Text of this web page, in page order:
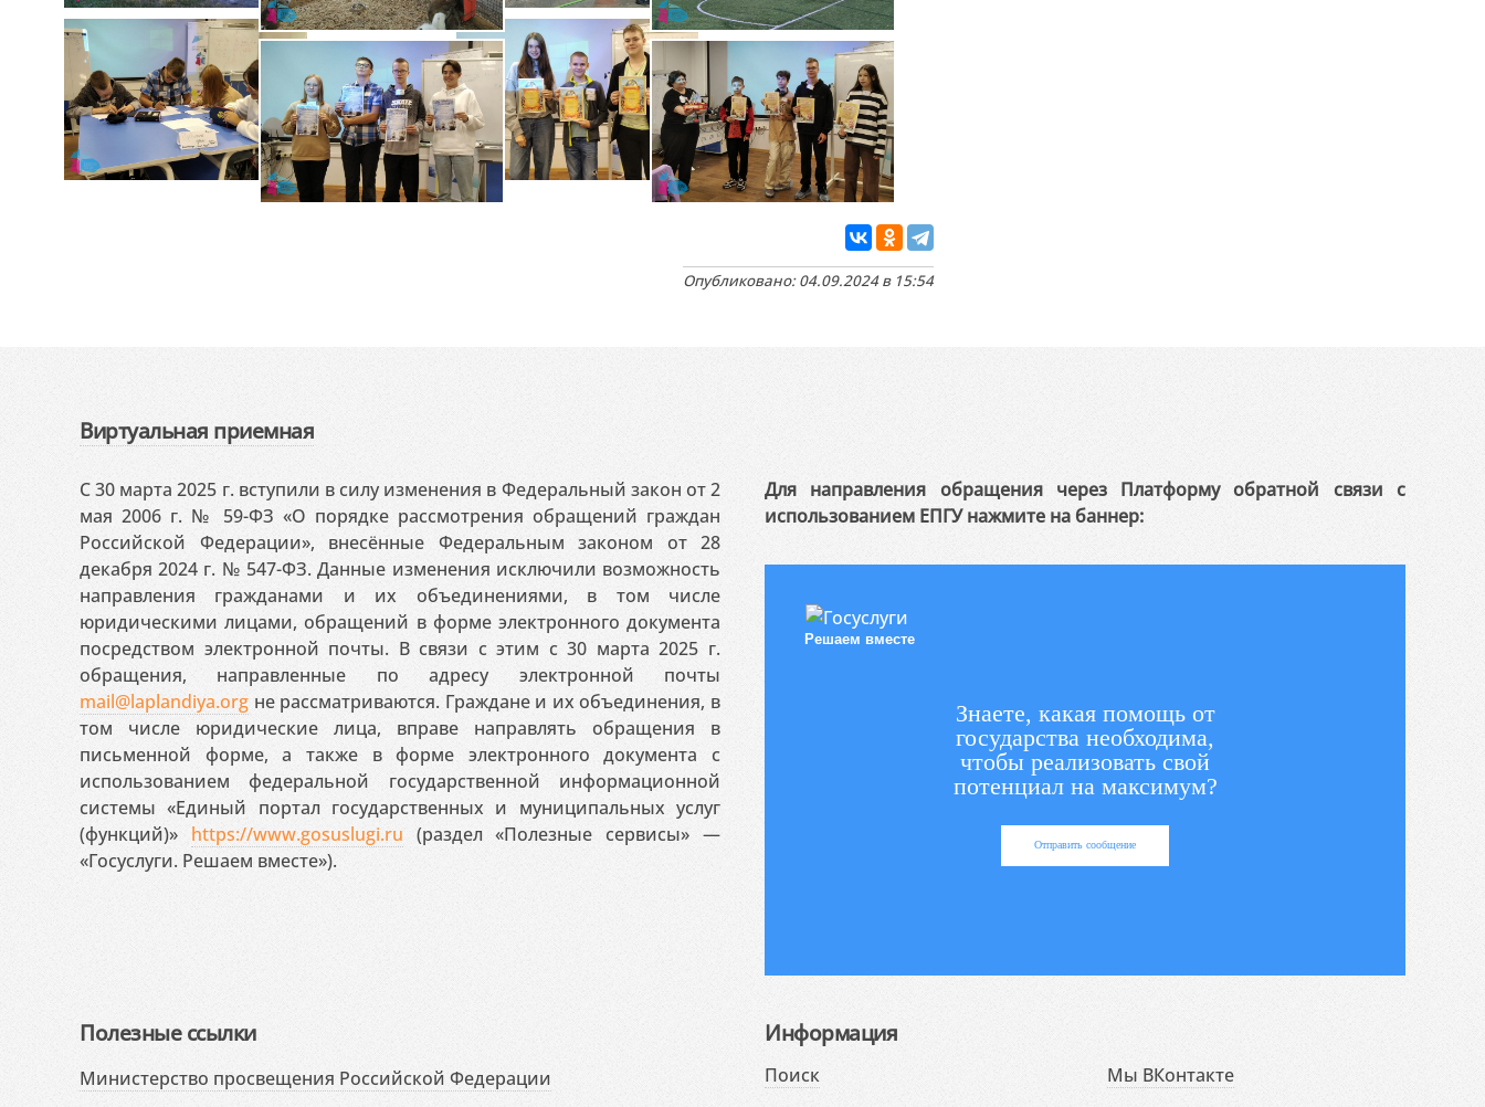
Опубликовано: 04.09.2024 в 15:54
Виртуальная приемная
С 30 марта 2025 г. вступили в силу изменения в Федеральный закон от 2
мая 2006 г. № 59-ФЗ «О порядке рассмотрения обращений граждан
Российской Федерации», внесённые Федеральным законом от 28
декабря 2024 г. № 547-ФЗ. Данные изменения исключили возможность
направления гражданами и их объединениями, в том числе
юридическими лицами, обращений в форме электронного документа
посредством электронной почты. В связи с этим с 30 марта 2025 г.
обращения, направленные по адресу электронной почты
mail@laplandiya.org не рассматриваются. Граждане и их объединения, в
том числе юридические лица, вправе направлять обращения в
письменной форме, а также в форме электронного документа с
использованием федеральной государственной информационной
системы «Единый портал государственных и муниципальных услуг
(функций)» https://www.gosuslugi.ru (раздел «Полезные сервисы» —
«Госуслуги. Решаем вместе»).
Для направления обращения через Платформу обратной связи с
использованием ЕПГУ нажмите на баннер:
Решаем вместе
Знаете, какая помощь от
государства необходима,
чтобы реализовать свой
потенциал на максимум?
Отправить сообщение
Полезные ссылки
Министерство просвещения Российской Федерации
Информация
Поиск
Мы ВКонтакте